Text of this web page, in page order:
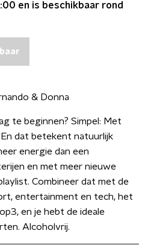
en is beschikbaar rond
& Donna
te beginnen? Simpel: Met
dat betekent natuurlijk
energie dan een
en met meer nieuwe
Combineer dat met de
entertainment en tech, het
en je hebt de ideale
Alcoholvrij.